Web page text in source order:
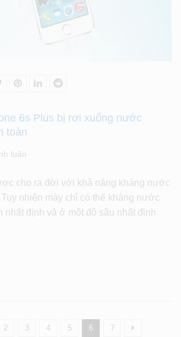
6s Plus bị rơi xuống nước
toàn
luân
cho ra đời với khả năng kháng nước
nhiên máy chỉ có thể kháng nước
nhất định và ở một độ sâu nhất định
2 3 4 5 6 7